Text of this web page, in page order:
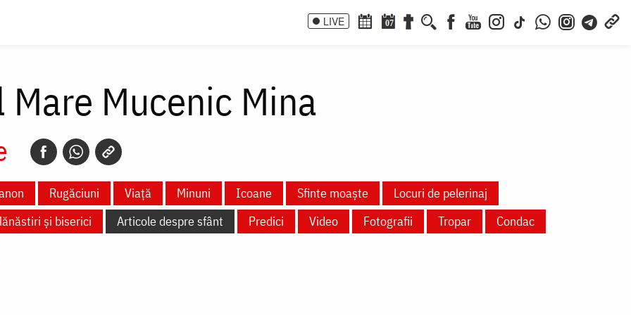
LIVE 07
Mare Mucenic Mina
Rugăciuni Viață Minuni Icoane Sfinte moaște
Locuri de pelerinaj
și biserici Articole despre sfânt Predici Video Fotografii Tropar
Condac